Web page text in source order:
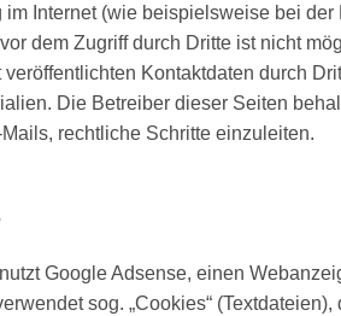
im Internet (wie beispielsweise bei
dem Zugriff durch Dritte ist nicht
veröffentlichten Kontaktdaten durch
Die Betreiber dieser Seiten
rechtliche Schritte einzuleiten.
Google Adsense, einen
sog. „Cookies“